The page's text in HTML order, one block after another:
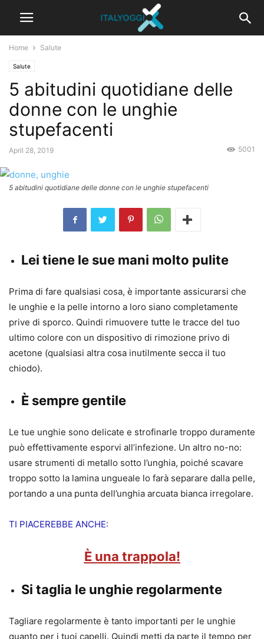
Home Salute
Salute
5 abitudini quotidiane delle
donne con le unghie
stupefacenti
April 28, 2019 5001
5 abitudini quotidiane delle donne con le unghie stupefacenti
Lei tiene le sue mani molto pulite
Prima di fare qualsiasi cosa, è importante assicurarsi che
le unghie e la pelle intorno a loro siano completamente
prive di sporco. Quindi rimuovere tutte le tracce del tuo
ultimo colore con un dispositivo di rimozione privo di
acetone (qualsiasi altra cosa inutilmente secca il tuo
chiodo).
È sempre gentile
Le tue unghie sono delicate e strofinarle troppo duramente
può effettivamente esporvi all’infezione. Un altro no-no:
usare strumenti di metallo sotto l’unghia, poiché scavare
troppo sotto la lamina ungueale lo farà separare dalla pelle,
portando a una punta dell’unghia arcuata bianca irregolare.
TI PIACEREBBE ANCHE:
È una trappola!
Si taglia le unghie regolarmente
Tagliare regolarmente è tanto importanti per le unghie
quanto per i tuoi capelli. Quindi metti da parte il tempo per